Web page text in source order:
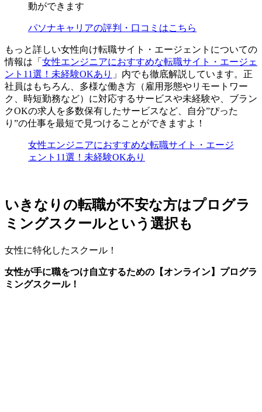
動ができます
パソナキャリアの評判・口コミはこちら
もっと詳しい女性向け転職サイト・エージェントについての
情報は「 女性エンジニアにおすすめな転職サイト・エージェ
ント11選！未経験OKあり 」内でも徹底解説しています。正
社員はもちろん、多様な働き方（雇用形態やリモートワー
ク、時短勤務など）に対応するサービスや未経験や、ブラン
クOKの求人を多数保有したサービスなど、自分”ぴった
り”の仕事を最短で見つけることができますよ！
女性エンジニアにおすすめな転職サイト・エージ
ェント11選！未経験OKあり
いきなりの転職が不安な方はプログラ
ミングスクールという選択も
女性に特化したスクール！
女性が手に職をつけ自立するための【オンライン】プログラ
ミングスクール！